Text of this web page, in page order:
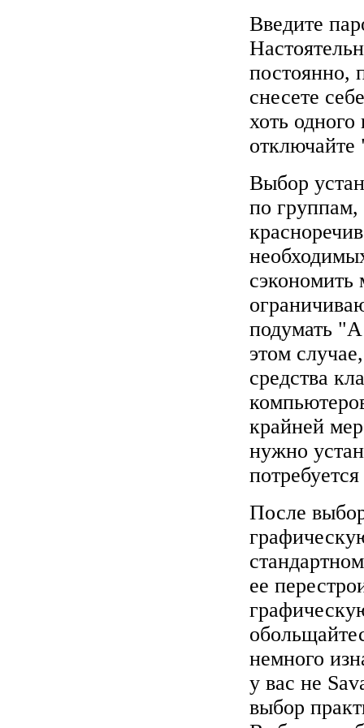
Введите
постоянно,
снесете
хоть
Выбор
по группам,
сэкономить
подумать
этом
средства
крайней
нужно
После
ее
немного
у вас не
выбор